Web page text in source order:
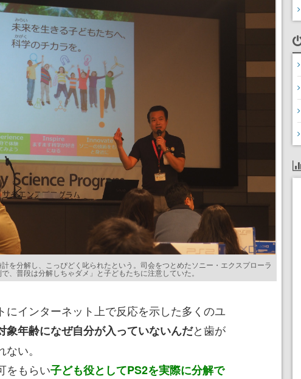
を分解し、こっぴどく叱られたという。司会をつとめたソニー・エクスプローラ
、普段は分解しちゃダメ」と子どもたちに注意していた。
インターネット上で反応を示した多くのユ
象年齢になぜ自分が入っていないんだと歯が
い。
をもらい子ども役としてPS2を実際に分解で